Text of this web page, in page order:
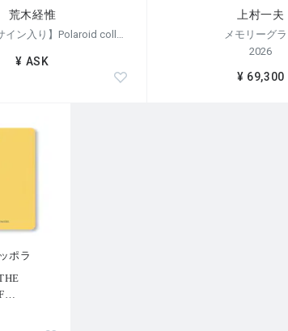
荒木経惟
¥ ASK
上村一夫
メモリーグ
2026
¥ 69,300
ポラ